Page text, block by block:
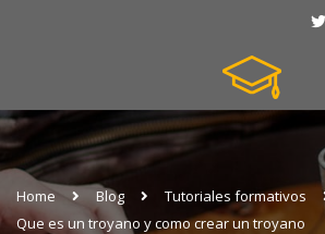
Home Blog
Tutoriales formativos
Que es un troyano y como crear un troyano